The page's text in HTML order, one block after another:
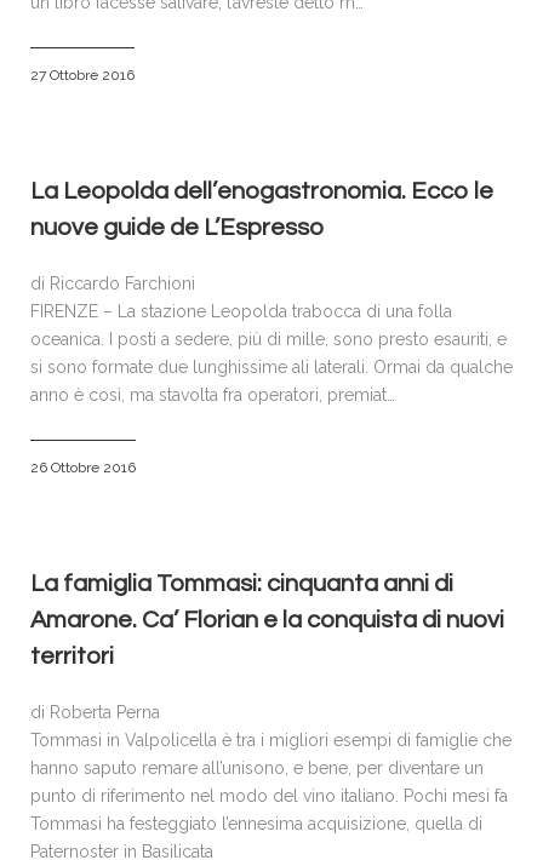
27 Ottobre 2016
La Leopolda dell’enogastronomia. Ecco le
nuove guide de L’Espresso
di Riccardo Farchioni
FIRENZE – La stazione Leopolda trabocca di una folla
oceanica. I posti a sedere, più di mille, sono presto esauriti, e
si sono formate due lunghissime ali laterali. Ormai da qualche
anno è così, ma stavolta fra operatori, premiat…
26 Ottobre 2016
La famiglia Tommasi: cinquanta anni di
Amarone. Ca’ Florian e la conquista di nuovi
territori
di Roberta Perna
Tommasi in Valpolicella è tra i migliori esempi di famiglie che
hanno saputo remare all’unisono, e bene, per diventare un
punto di riferimento nel modo del vino italiano. Pochi mesi fa
Tommasi ha festeggiato l’ennesima acquisizione, quella di
Paternoster in Basilicata